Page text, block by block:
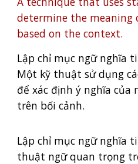
determine the meaning
based on the context.
Lập chỉ mục ngữ nghĩa
Một kỹ thuật sử dụng
để xác định ý nghĩa của
trên bối cảnh.
Lập chỉ mục ngữ nghĩa
thuật ngữ quan trọng